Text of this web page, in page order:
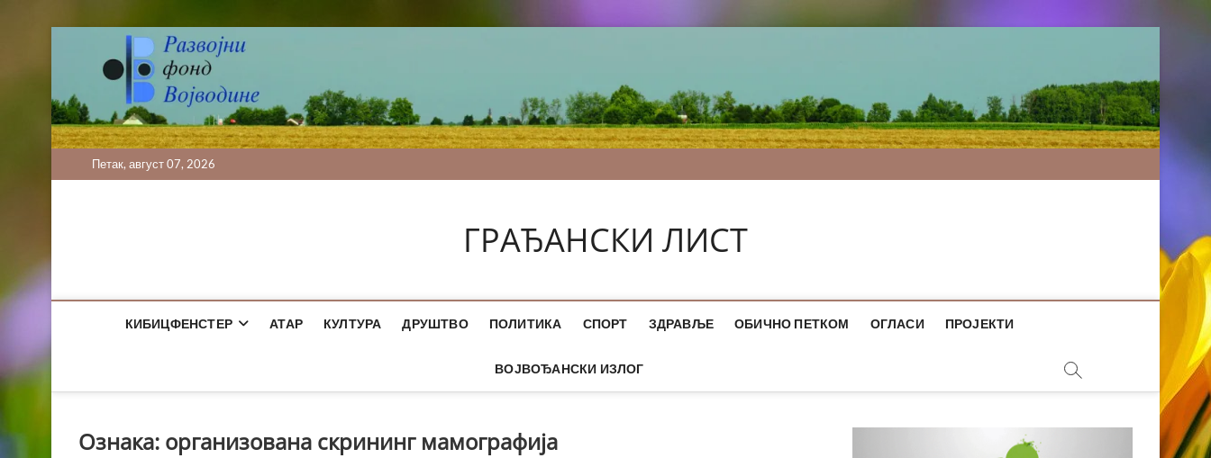
Петак, август 07, 2026
ГРАЂАНСКИ ЛИСТ
КИБИЦФЕНСТЕР АТАР КУЛТУРА ДРУШТВО ПОЛИТИКА СПОРТ ЗДРАВЉЕ ОБИЧНО ПЕТКОМ ОГЛАСИ ПРОЈЕКТИ
ВОЈВОЂАНСКИ ИЗЛОГ
Ознака: организована скрининг мамографија